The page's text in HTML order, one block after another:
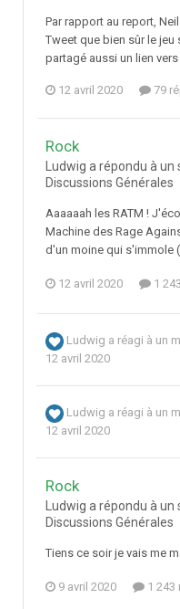
Par rapport au report,
Tweet que bien sûr le
partagé aussi un lien
12 avril 2020 79
Rock
Ludwig a répondu à un
Discussions Générales
Aaaaaah les RATM !
Machine des Rage
d'un moine qui s'immole
12 avril 2020 1
Ludwig a réagi à un
12 avril 2020
Ludwig a réagi à un
12 avril 2020
Rock
Ludwig a répondu à un
Discussions Générales
Tiens ce soir je vais me
9 avril 2020 1 243